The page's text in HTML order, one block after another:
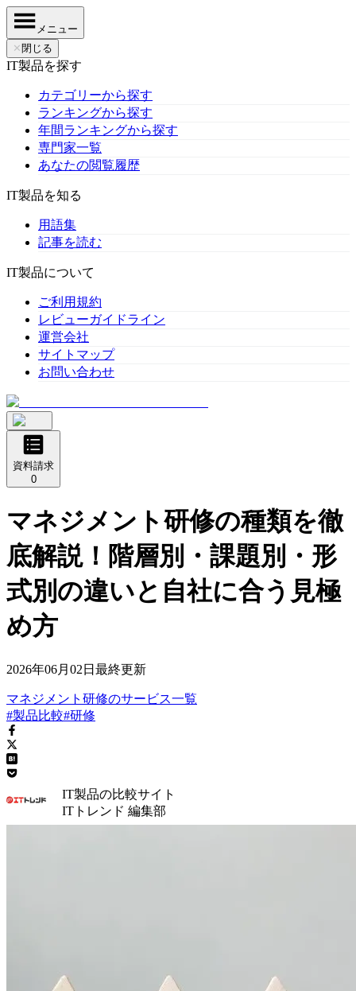
メニュー
✕ 閉じる
IT製品を探す
カテゴリーから探す
ランキングから探す
年間ランキングから探す
専門家一覧
あなたの閲覧履歴
IT製品を知る
用語集
記事を読む
IT製品について
ご利用規約
レビューガイドライン
運営会社
サイトマップ
お問い合わせ
資料請求
0
マネジメント研修の種類を徹
底解説！階層別・課題別・形
式別の違いと自社に合う見極
め方
2026年06月02日 最終更新
マネジメント研修のサービス一覧
#製品比較#研修
IT製品の比較サイト
ITトレンド 編集部